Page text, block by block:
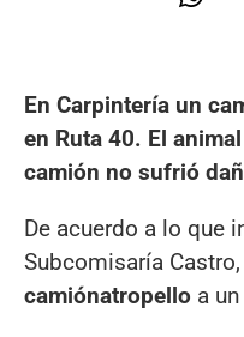
En Carpintería un
en Ruta 40. El
camión no sufrió
De acuerdo a lo que
Subcomisaría
camiónatropello a un